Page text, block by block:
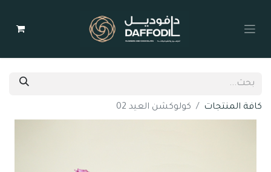
كافة المنتجات كولوكشن العيد 02